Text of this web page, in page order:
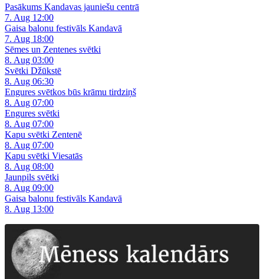
Pasākums Kandavas jauniešu centrā
7. Aug 12:00
Gaisa balonu festivāls Kandavā
7. Aug 18:00
Sēmes un Zentenes svētki
8. Aug 03:00
Svētki Džūkstē
8. Aug 06:30
Engures svētkos būs krāmu tirdziņš
8. Aug 07:00
Engures svētki
8. Aug 07:00
Kapu svētki Zentenē
8. Aug 07:00
Kapu svētki Viesatās
8. Aug 08:00
Jaunpils svētki
8. Aug 09:00
Gaisa balonu festivāls Kandavā
8. Aug 13:00